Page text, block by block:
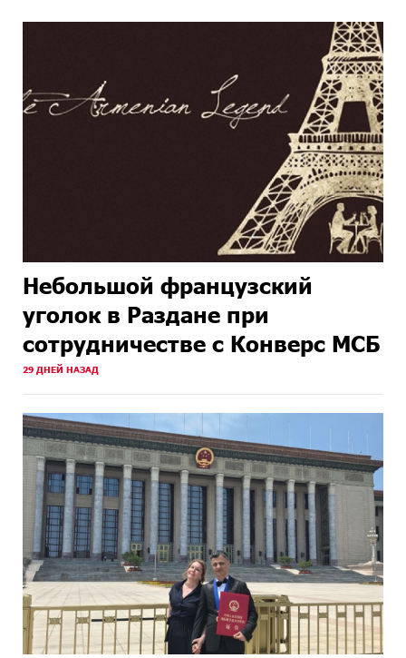
Небольшой французский
уголок в Раздане при
сотрудничестве с Конверс МСБ
29 ДНЕЙ НАЗАД